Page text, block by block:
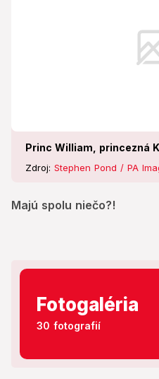
Princ William, princezná
Zdroj: Stephen Pond / PA
Majú spolu niečo?!
Fotogaléria
30 fotografií